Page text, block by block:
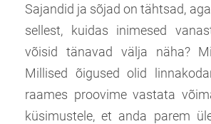
Sajandid ja sõjad on tähtsad,
sellest, kuidas inimesed
võisid tänavad välja näha?
Millised õigused olid
raames proovime vastata
küsimustele, et anda parem